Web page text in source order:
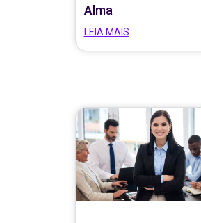
Alma
LEIA MAIS